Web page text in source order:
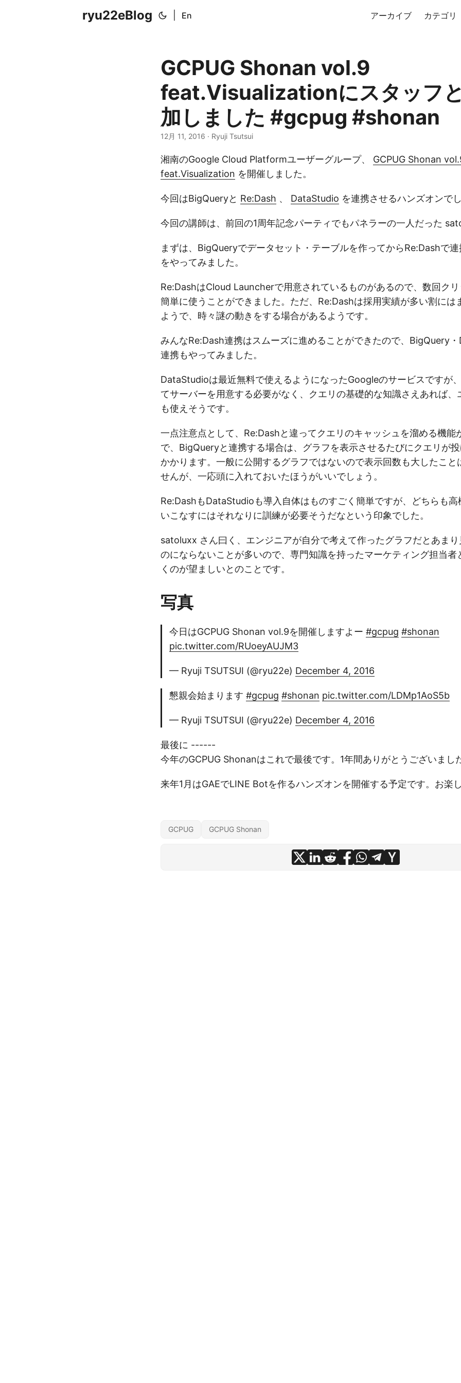
ryu22eBlog En アーカイブ カテゴリ
GCPUG Shonan vol.9
feat.Visualizationにスタッフ
加しました #gcpug #shonan
12月 11, 2016 · Ryuji Tsutsui
湘南のGoogle Cloud Platformユーザーグループ、 GCPUG Shonan
feat.Visualization を開催しました。
今回はBigQueryと Re:Dash 、 DataStudio を連携させるハンズオンでし
今回の講師は、前回の1周年記念パーティでもパネラーの一人だった
まずは、BigQueryでデータセット・テーブルを作ってからRe:Dashで
をやってみました。
Re:DashはCloud Launcherで用意されているものがあるので、数回ク
簡単に使うことができました。ただ、Re:Dashは採用実績が多い割には
ようで、時々謎の動きをする場合があるようです。
みんなRe:Dash連携はスムーズに進めることができたので、BigQuery
連携もやってみました。
DataStudioは最近無料で使えるようになったGoogleのサービスですが
てサーバーを用意する必要がなく、クエリの基礎的な知識さえあれば、
も使えそうです。
一点注意点として、Re:Dashと違ってクエリのキャッシュを溜める機能
で、BigQueryと連携する場合は、グラフを表示させるたびにクエリが
かかります。一般に公開するグラフではないので表示回数も大したこと
せんが、一応頭に入れておいたほうがいいでしょう。
Re:DashもDataStudioも導入自体はものすごく簡単ですが、どちらも高
いこなすにはそれなりに訓練が必要そうだなという印象でした。
satoluxx さん曰く、エンジニアが自分で考えて作ったグラフだとあまり
のにならないことが多いので、専門知識を持ったマーケティング担当者
くのが望ましいとのことです。
写真
今日はGCPUG Shonan vol.9を開催しますよー #gcpug #shonan
pic.twitter.com/RUoeyAUJM3
— Ryuji TSUTSUI (@ryu22e) December 4, 2016
懇親会始まります #gcpug #shonan pic.twitter.com/LDMp1AoS5b
— Ryuji TSUTSUI (@ryu22e) December 4, 2016
最後に ------
今年のGCPUG Shonanはこれで最後です。1年間ありがとうございまし
来年1月はGAEでLINE Botを作るハンズオンを開催する予定です。お楽し
GCPUG GCPUG Shonan